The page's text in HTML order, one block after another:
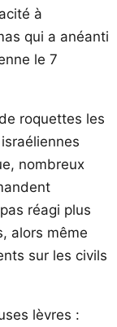
à
qui a anéanti
le 7
roquettes les
nombreux
réagi plus
alors même
sur les civils
lèvres :